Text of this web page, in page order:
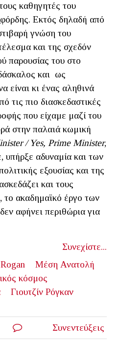
καθηγητές του
Εκτός δηλαδή από
γνώση του
και της σχεδόν
παρουσίας του στο
και ως
είναι κι ένας αληθινά
πιο διασκεδαστικές
που είχαμε μαζί του
στην παλαιά κωμική
/ Yes, Prime Minister,
υπήρξε αδυναμία και των
εξουσίας και της
και τους
το ακαδημαϊκό έργο των
αφήνει περιθώρια για
Συνεχίστε...
Μέση Ανατολή
κόσμος
Γιουτζίν Ρόγκαν
Συνεντεύξεις